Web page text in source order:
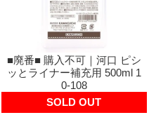
■廃番■ 購入不可｜河口 ピシ
ッとライナー補充用 500ml 1
0-108
SOLD OUT